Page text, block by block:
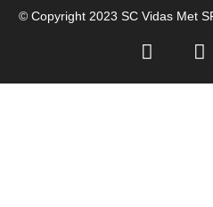
© Copyright 2023 SC Vidas Met